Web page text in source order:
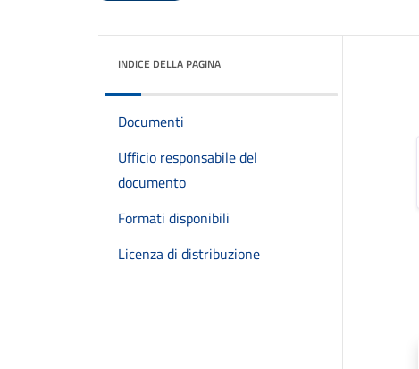
INDICE DELLA PAGINA
Documenti
Ufficio responsabile del
documento
Formati disponibili
Licenza di distribuzione